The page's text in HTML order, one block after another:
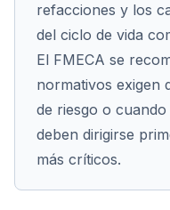
refacciones y los
del ciclo de vida
El FMECA se
normativos exigen
de riesgo o
deben dirigirse
más críticos.